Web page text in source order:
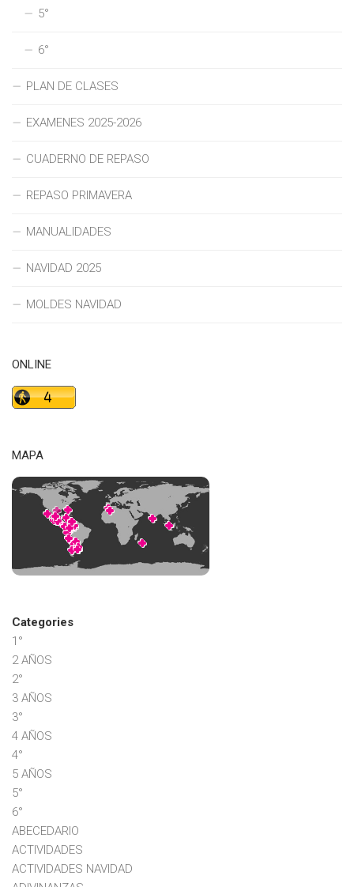
5°
6°
PLAN DE CLASES
EXAMENES 2025-2026
CUADERNO DE REPASO
REPASO PRIMAVERA
MANUALIDADES
NAVIDAD 2025
MOLDES NAVIDAD
ONLINE
MAPA
Categories
1°
2 AÑOS
2°
3 AÑOS
3°
4 AÑOS
4°
5 AÑOS
5°
6°
ABECEDARIO
ACTIVIDADES
ACTIVIDADES NAVIDAD